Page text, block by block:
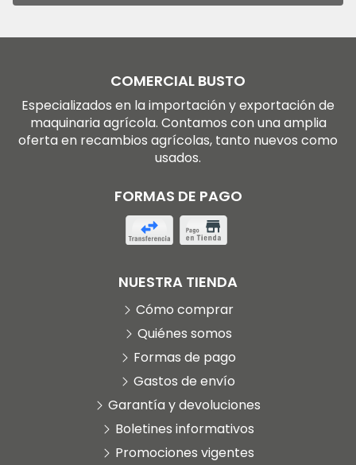
COMERCIAL BUSTO
Especializados en la importación y exportación de
maquinaria agrícola. Contamos con una amplia
oferta en recambios agrícolas, tanto nuevos como
usados.
FORMAS DE PAGO
NUESTRA TIENDA
Cómo comprar
Quiénes somos
Formas de pago
Gastos de envío
Garantía y devoluciones
Boletines informativos
Promociones vigentes